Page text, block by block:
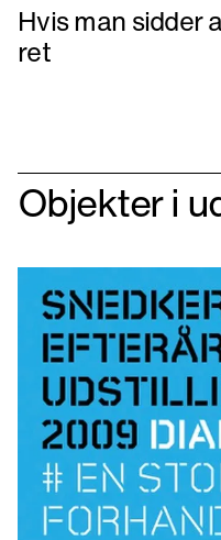
Hvis man sidder
ret
Objekter i